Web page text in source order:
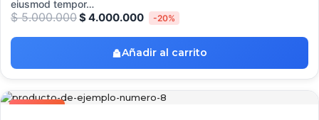
eiusmod tempor…
$5.000.000$4.000.000 -20%
Añadir al carrito
OFERTA